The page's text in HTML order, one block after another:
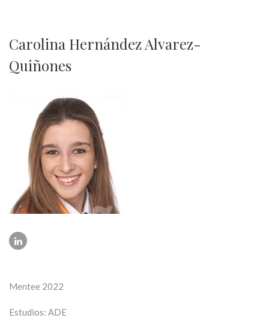
Carolina Hernández Alvarez-
Quiñones
Mentee 2022
Estudios: ADE